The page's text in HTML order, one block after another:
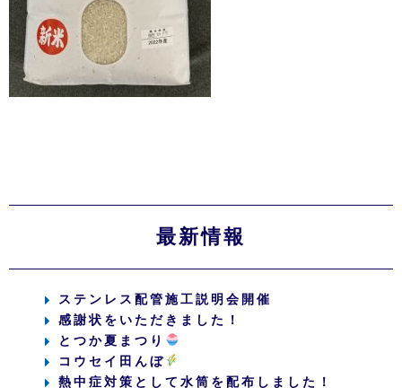
最新情報
ステンレス配管施工説明会開催
感謝状をいただきました！
とつか夏まつり
コウセイ田んぼ
熱中症対策として水筒を配布しました！